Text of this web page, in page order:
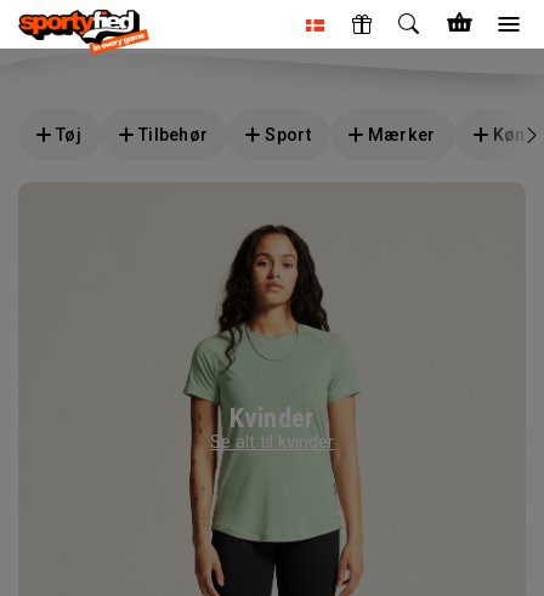
Tøj Tilbehør Sport Mærker Køn
Kvinder
Se alt til kvinder